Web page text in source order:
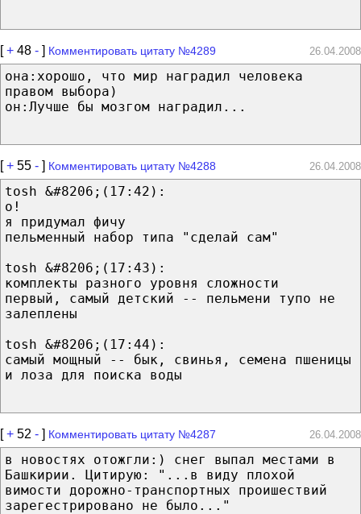
[+ 48 - ] Комментировать цитату №4289 26.04.2008
она:хорошо, что мир наградил человека
правом выбора)
он:Лучше бы мозгом наградил...
[+ 55 - ] Комментировать цитату №4288 26.04.2008
tosh &#8206;(17:42):
о!
я придумал фичу
пельменный набор типа "сделай сам"
tosh &#8206;(17:43):
комплекты разного уровня сложности
первый, самый детский -- пельмени тупо не
залеплены
tosh &#8206;(17:44):
самый мощный -- бык, свинья, семена пшеницы
и лоза для поиска воды
[+ 52 - ] Комментировать цитату №4287 26.04.2008
в новостях отожгли:) снег выпал местами в
Башкирии. Цитирую: "...в виду плохой
вимости дорожно-транспортных проишествий
зарегестрировано не было..."